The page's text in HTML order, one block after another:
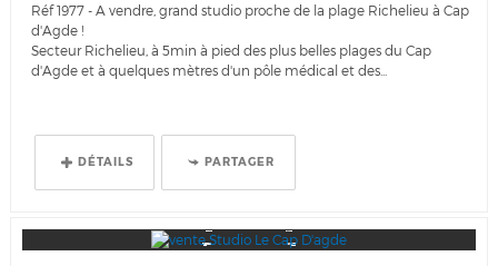
Réf 1977 - A vendre, grand studio proche de la plage Richelieu à Cap
d'Agde !
Secteur Richelieu, à 5min à pied des plus belles plages du Cap
d'Agde et à quelques mètres d'un pôle médical et des...
DÉTAILS PARTAGER